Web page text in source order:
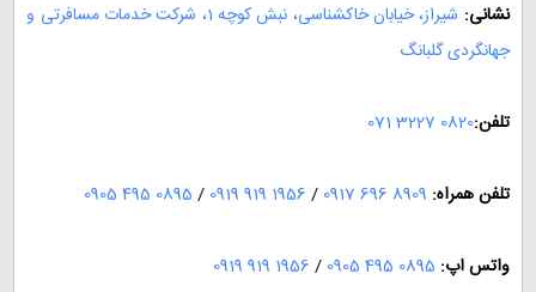
نشانی:
شیراز، خیابان خاکشناسی، نبش کوچه 1، شرکت خدمات مسافرتی و
جهانگردی گلبانگ
تلفن:071 3227 0820
تلفن همراه: 0917 696 8909
/
0919 919 1956
/
0905 495 0895
واتس اپ: 0905 495 0895
/
0919 919 1956